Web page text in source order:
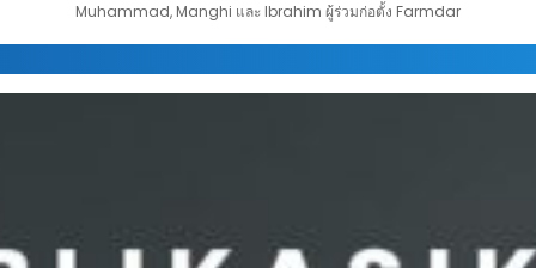
Muhammad, Manghi และ Ibrahim ผู้ร่วมก่อตั้ง Farmdar